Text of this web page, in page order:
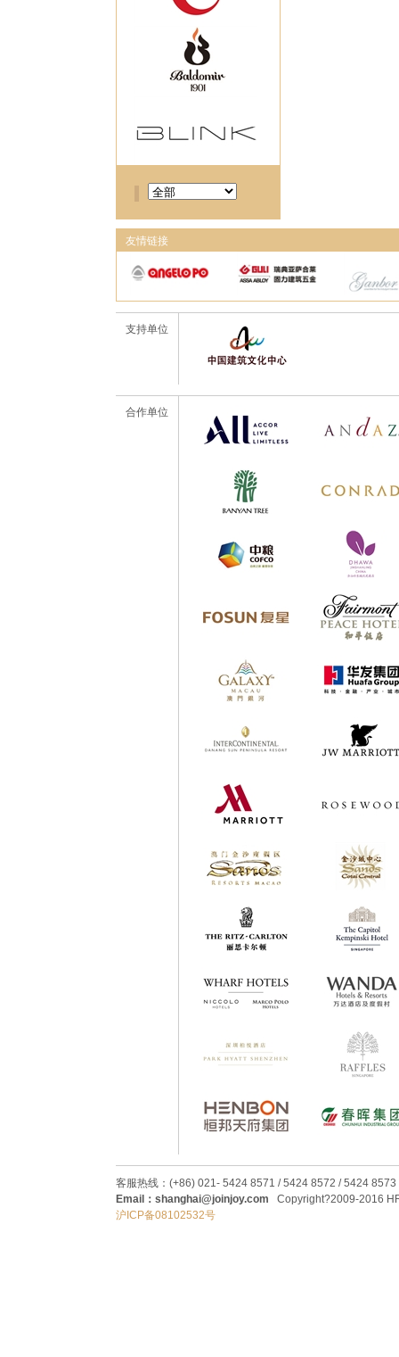
友情链接
支持单位
合作单位
客服热线：(+86) 021- 5424 8571 / 5424 8572 / 5424 8573
Email：shanghai@joinjoy.com Copyright?2009-2016
沪ICP备08102532号